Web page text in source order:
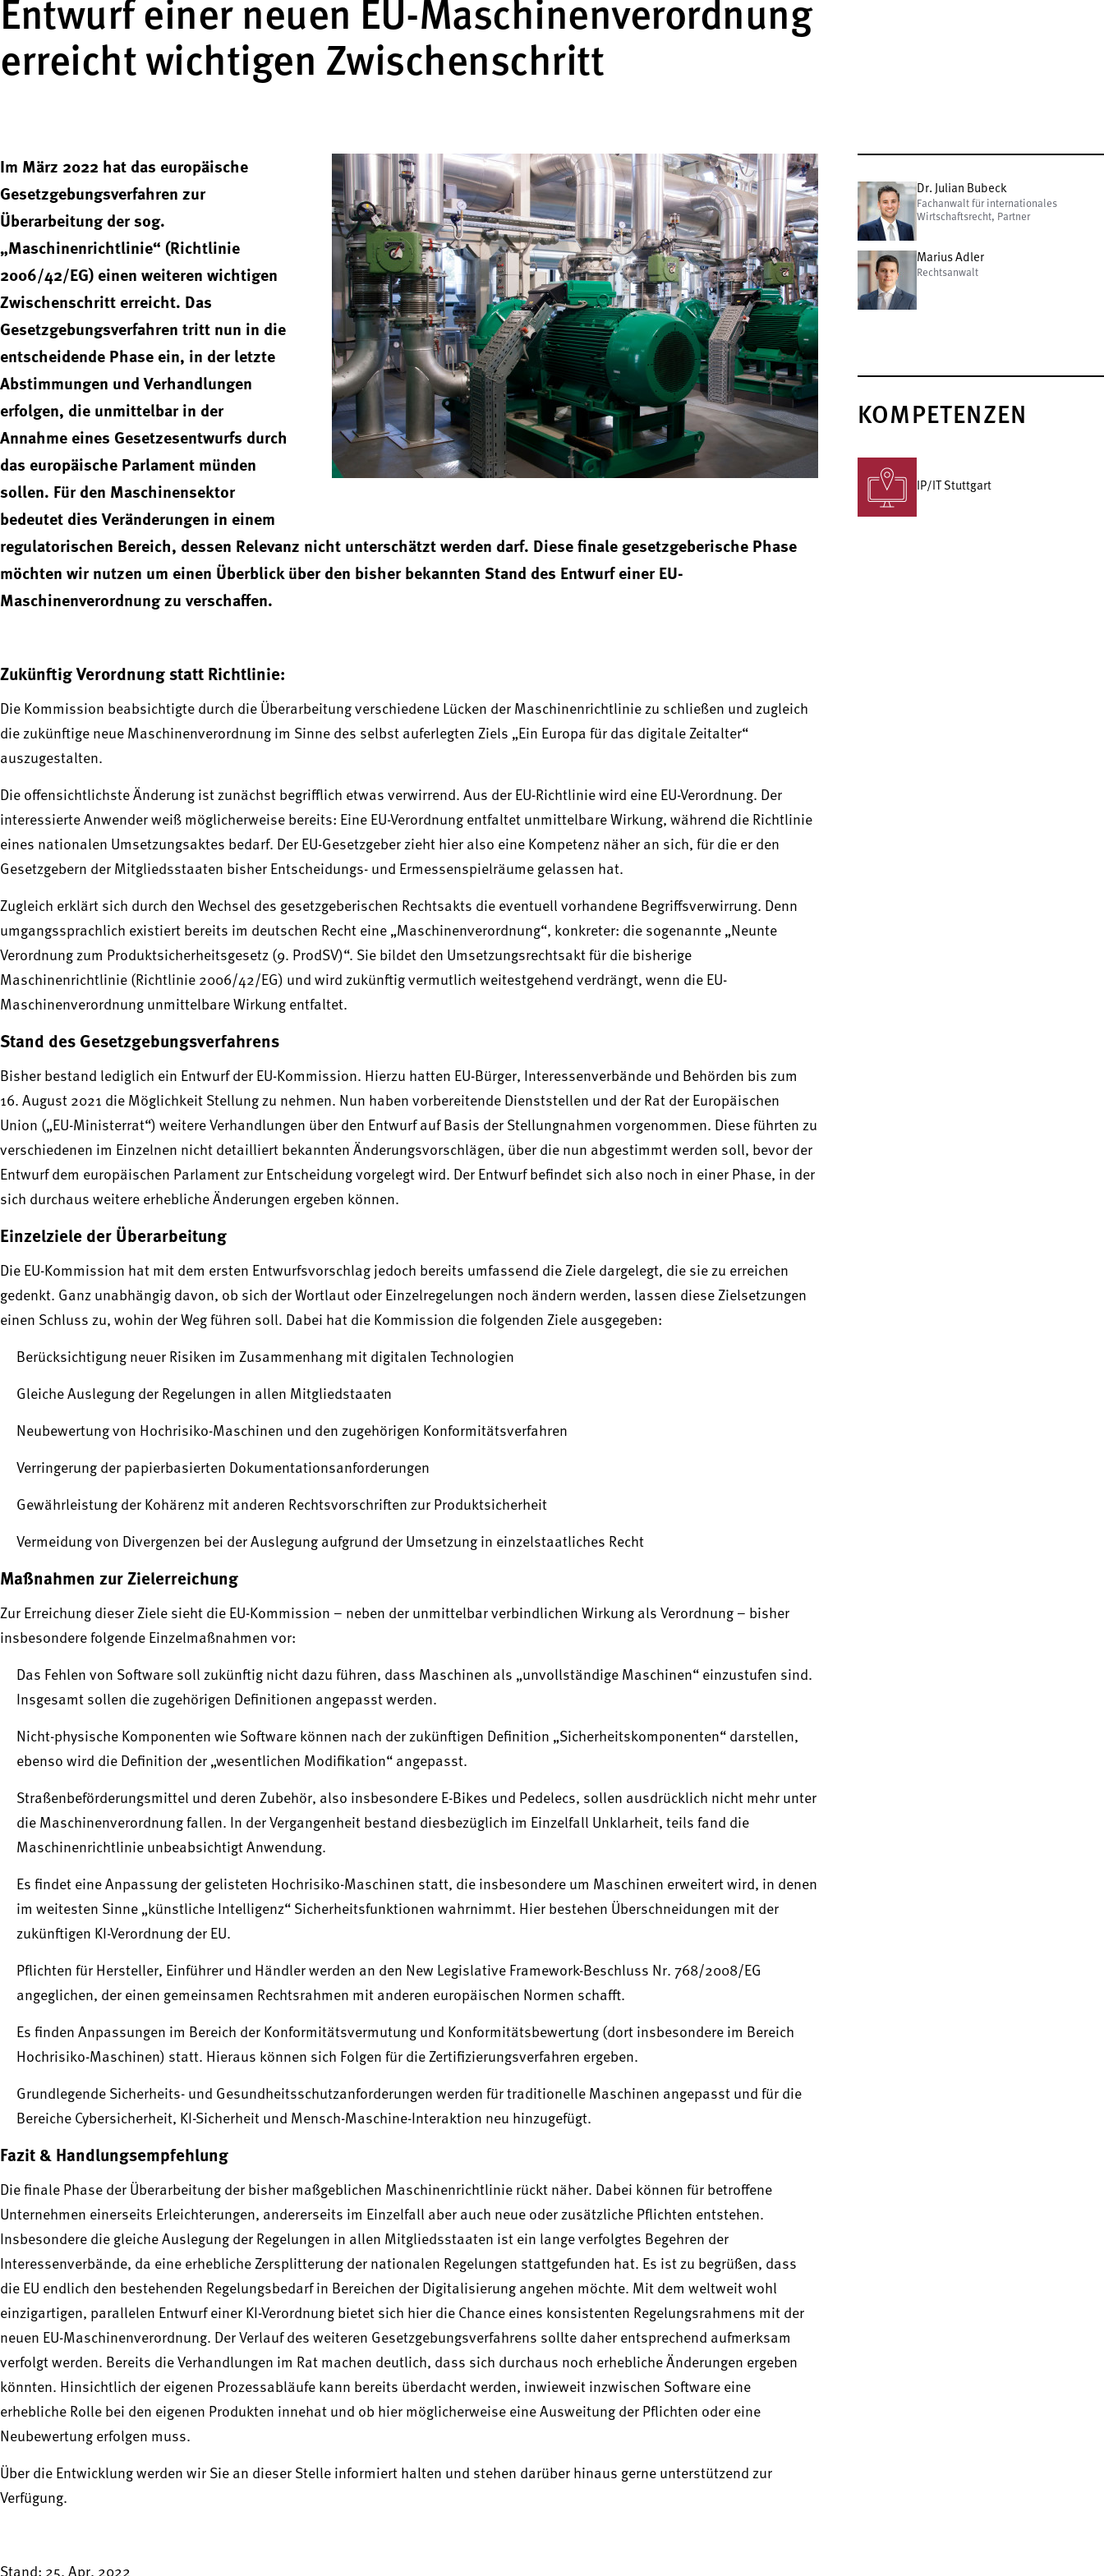
Entwurf einer neuen EU-Maschinenverordnung
erreicht wichtigen Zwischenschritt
Im März 2022 hat das europäische
Gesetzgebungsverfahren zur
Überarbeitung der sog.
„Maschinenrichtlinie“ (Richtlinie
2006/42/EG) einen weiteren wichtigen
Zwischenschritt erreicht. Das
Gesetzgebungsverfahren tritt nun in die
entscheidende Phase ein, in der letzte
Abstimmungen und Verhandlungen
erfolgen, die unmittelbar in der
Annahme eines Gesetzesentwurfs durch
das europäische Parlament münden
sollen. Für den Maschinensektor
bedeutet dies Veränderungen in einem
regulatorischen Bereich, dessen Relevanz nicht unterschätzt werden darf. Diese finale gesetzgeberische Phase
möchten wir nutzen um einen Überblick über den bisher bekannten Stand des Entwurf einer EU-
Maschinenverordnung zu verschaffen.
Zukünftig Verordnung statt Richtlinie:
Die Kommission beabsichtigte durch die Überarbeitung verschiedene Lücken der Maschinenrichtlinie zu schließen und zugleich
die zukünftige neue Maschinenverordnung im Sinne des selbst auferlegten Ziels „Ein Europa für das digitale Zeitalter“
auszugestalten.
Die offensichtlichste Änderung ist zunächst begrifflich etwas verwirrend. Aus der EU-Richtlinie wird eine EU-Verordnung. Der
interessierte Anwender weiß möglicherweise bereits: Eine EU-Verordnung entfaltet unmittelbare Wirkung, während die Richtlinie
eines nationalen Umsetzungsaktes bedarf. Der EU-Gesetzgeber zieht hier also eine Kompetenz näher an sich, für die er den
Gesetzgebern der Mitgliedsstaaten bisher Entscheidungs- und Ermessenspielräume gelassen hat.
Zugleich erklärt sich durch den Wechsel des gesetzgeberischen Rechtsakts die eventuell vorhandene Begriffsverwirrung. Denn
umgangssprachlich existiert bereits im deutschen Recht eine „Maschinenverordnung“, konkreter: die sogenannte „Neunte
Verordnung zum Produktsicherheitsgesetz (9. ProdSV)“. Sie bildet den Umsetzungsrechtsakt für die bisherige
Maschinenrichtlinie (Richtlinie 2006/42/EG) und wird zukünftig vermutlich weitestgehend verdrängt, wenn die EU-
Maschinenverordnung unmittelbare Wirkung entfaltet.
Stand des Gesetzgebungsverfahrens
Bisher bestand lediglich ein Entwurf der EU-Kommission. Hierzu hatten EU-Bürger, Interessenverbände und Behörden bis zum
16. August 2021 die Möglichkeit Stellung zu nehmen. Nun haben vorbereitende Dienststellen und der Rat der Europäischen
Union („EU-Ministerrat“) weitere Verhandlungen über den Entwurf auf Basis der Stellungnahmen vorgenommen. Diese führten zu
verschiedenen im Einzelnen nicht detailliert bekannten Änderungsvorschlägen, über die nun abgestimmt werden soll, bevor der
Entwurf dem europäischen Parlament zur Entscheidung vorgelegt wird. Der Entwurf befindet sich also noch in einer Phase, in der
sich durchaus weitere erhebliche Änderungen ergeben können.
Einzelziele der Überarbeitung
Die EU-Kommission hat mit dem ersten Entwurfsvorschlag jedoch bereits umfassend die Ziele dargelegt, die sie zu erreichen
gedenkt. Ganz unabhängig davon, ob sich der Wortlaut oder Einzelregelungen noch ändern werden, lassen diese Zielsetzungen
einen Schluss zu, wohin der Weg führen soll. Dabei hat die Kommission die folgenden Ziele ausgegeben:
Berücksichtigung neuer Risiken im Zusammenhang mit digitalen Technologien
Gleiche Auslegung der Regelungen in allen Mitgliedstaaten
Neubewertung von Hochrisiko-Maschinen und den zugehörigen Konformitätsverfahren
Verringerung der papierbasierten Dokumentationsanforderungen
Gewährleistung der Kohärenz mit anderen Rechtsvorschriften zur Produktsicherheit
Vermeidung von Divergenzen bei der Auslegung aufgrund der Umsetzung in einzelstaatliches Recht
Maßnahmen zur Zielerreichung
Zur Erreichung dieser Ziele sieht die EU-Kommission – neben der unmittelbar verbindlichen Wirkung als Verordnung – bisher
insbesondere folgende Einzelmaßnahmen vor:
Das Fehlen von Software soll zukünftig nicht dazu führen, dass Maschinen als „unvollständige Maschinen“ einzustufen sind.
Insgesamt sollen die zugehörigen Definitionen angepasst werden.
Nicht-physische Komponenten wie Software können nach der zukünftigen Definition „Sicherheitskomponenten“ darstellen,
ebenso wird die Definition der „wesentlichen Modifikation“ angepasst.
Straßenbeförderungsmittel und deren Zubehör, also insbesondere E-Bikes und Pedelecs, sollen ausdrücklich nicht mehr unter
die Maschinenverordnung fallen. In der Vergangenheit bestand diesbezüglich im Einzelfall Unklarheit, teils fand die
Maschinenrichtlinie unbeabsichtigt Anwendung.
Es findet eine Anpassung der gelisteten Hochrisiko-Maschinen statt, die insbesondere um Maschinen erweitert wird, in denen
im weitesten Sinne „künstliche Intelligenz“ Sicherheitsfunktionen wahrnimmt. Hier bestehen Überschneidungen mit der
zukünftigen KI-Verordnung der EU.
Pflichten für Hersteller, Einführer und Händler werden an den New Legislative Framework-Beschluss Nr. 768/2008/EG
angeglichen, der einen gemeinsamen Rechtsrahmen mit anderen europäischen Normen schafft.
Es finden Anpassungen im Bereich der Konformitätsvermutung und Konformitätsbewertung (dort insbesondere im Bereich
Hochrisiko-Maschinen) statt. Hieraus können sich Folgen für die Zertifizierungsverfahren ergeben.
Grundlegende Sicherheits- und Gesundheitsschutzanforderungen werden für traditionelle Maschinen angepasst und für die
Bereiche Cybersicherheit, KI-Sicherheit und Mensch-Maschine-Interaktion neu hinzugefügt.
Fazit & Handlungsempfehlung
Die finale Phase der Überarbeitung der bisher maßgeblichen Maschinenrichtlinie rückt näher. Dabei können für betroffene
Unternehmen einerseits Erleichterungen, andererseits im Einzelfall aber auch neue oder zusätzliche Pflichten entstehen.
Insbesondere die gleiche Auslegung der Regelungen in allen Mitgliedsstaaten ist ein lange verfolgtes Begehren der
Interessenverbände, da eine erhebliche Zersplitterung der nationalen Regelungen stattgefunden hat. Es ist zu begrüßen, dass
die EU endlich den bestehenden Regelungsbedarf in Bereichen der Digitalisierung angehen möchte. Mit dem weltweit wohl
einzigartigen, parallelen Entwurf einer KI-Verordnung bietet sich hier die Chance eines konsistenten Regelungsrahmens mit der
neuen EU-Maschinenverordnung. Der Verlauf des weiteren Gesetzgebungsverfahrens sollte daher entsprechend aufmerksam
verfolgt werden. Bereits die Verhandlungen im Rat machen deutlich, dass sich durchaus noch erhebliche Änderungen ergeben
könnten. Hinsichtlich der eigenen Prozessabläufe kann bereits überdacht werden, inwieweit inzwischen Software eine
erhebliche Rolle bei den eigenen Produkten innehat und ob hier möglicherweise eine Ausweitung der Pflichten oder eine
Neubewertung erfolgen muss.
Über die Entwicklung werden wir Sie an dieser Stelle informiert halten und stehen darüber hinaus gerne unterstützend zur
Verfügung.
Dr. Julian Bubeck
Fachanwalt für internationales
Wirtschaftsrecht, Partner
Marius Adler
Rechtsanwalt
KOMPETENZEN
IP/IT Stuttgart